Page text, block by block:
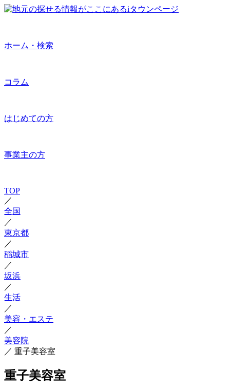
ホーム・検索
コラム
はじめての方
事業主の方
TOP
／
全国
／
東京都
／
稲城市
／
坂浜
／
生活
／
美容・エステ
／
美容院
／ 重子美容室
重子美容室